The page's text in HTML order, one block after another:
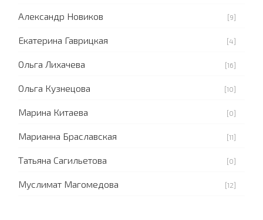
Александр Новиков [9]
Екатерина Гаврицкая [4]
Ольга Лихачева [16]
Ольга Кузнецова [10]
Марина Китаева [0]
Марианна Браславская [11]
Татьяна Сагильетова [0]
Муслимат Магомедова [12]